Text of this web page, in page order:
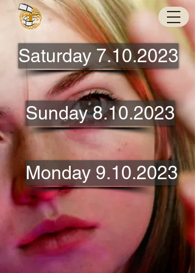
Saturday 7.10.2023
Sunday 8.10.2023
Monday 9.10.2023